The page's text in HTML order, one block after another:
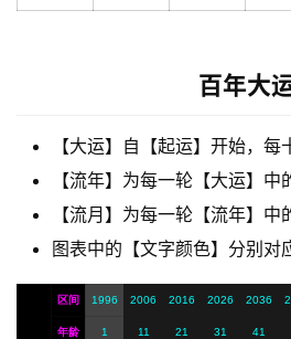
A
百年大
【大运】自【起运】开始，每
【流年】为每一轮【大运】中
【流月】为每一轮【流年】中
图表中的【文字颜色】分别对
区间 1996 2006 2016 2026 2036
年龄 1 11 21 31 41